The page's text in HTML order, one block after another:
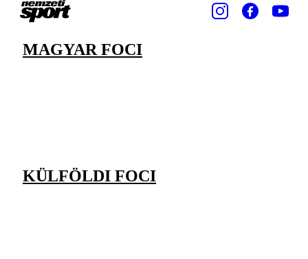
MAGYAR FOCI
KÜLFÖLDI FOCI